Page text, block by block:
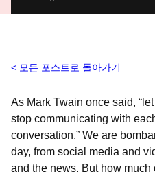
모든 포스트로 돌아가기
As Mark Twain once said,
stop communicating with
conversation.” We are
day, from social media and
and the news. But how